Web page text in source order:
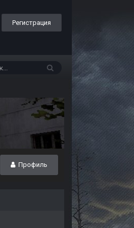
Регистрация
Профиль